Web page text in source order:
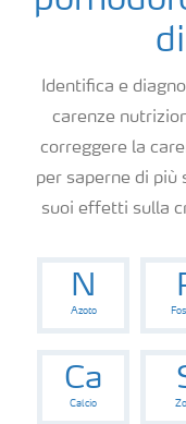
Identifica e
carenze
correggere la
per saperne di più
suoi effetti sulla
N
Azoto
Ca
Calcio